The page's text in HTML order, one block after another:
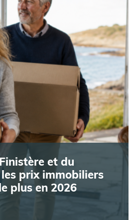
et du
prix immobiliers
plus en 2026